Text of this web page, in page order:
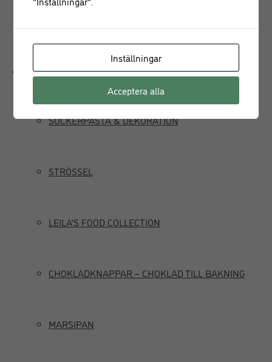
Delikatesser
SOCKERPASTA & DEKORATION
STRÖSSEL
LEILA’S FOOD COLLECTION
CHOKLADKNAPPAR – CHOKLAD TILL BAKNING
MARSIPAN
Inställningar
Acceptera alla